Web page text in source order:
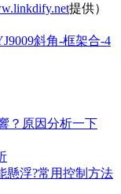
提供）
斜角-框架合-4
？原因分析一下
懸浮?常用控制方法